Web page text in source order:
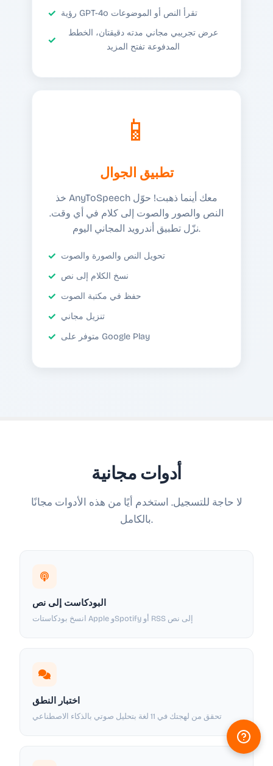
رؤية GPT-4o تقرأ النص أو الموضوعات
عرض تجريبي مجاني مدته دقيقتان، الخطط
المدفوعة تفتح المزيد
📱
تطبيق الجوال
خذ AnyToSpeech معك أينما ذهبت! حوّل
النص والصور والصوت إلى كلام في أي وقت.
نزّل تطبيق أندرويد المجاني اليوم.
تحويل النص والصورة والصوت
نسخ الكلام إلى نص
حفظ في مكتبة الصوت
تنزيل مجاني
متوفر على Google Play
أدوات مجانية
لا حاجة للتسجيل. استخدم أيًا من هذه الأدوات مجانًا
بالكامل.
البودكاست إلى نص
انسخ بودكاستات Apple وSpotify أو RSS إلى نص
اختبار النطق
تحقق من لهجتك في 11 لغة بتحليل صوتي بالذكاء الاصطناعي